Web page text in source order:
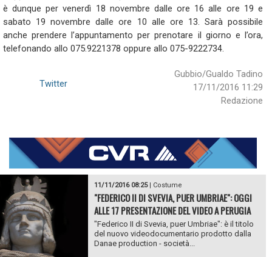
è dunque per venerdì 18 novembre dalle ore 16 alle ore 19 e
sabato 19 novembre dalle ore 10 alle ore 13. Sarà possibile
anche prendere l’appuntamento per prenotare il giorno e l’ora,
telefonando allo 075.9221378 oppure allo 075-9222734.
Gubbio/Gualdo Tadino
17/11/2016 11:29
Redazione
Twitter
11/11/2016 08:25| Costume
"FEDERICO II DI SVEVIA, PUER UMBRIAE": OGGI
ALLE 17 PRESENTAZIONE DEL VIDEO A PERUGIA
"Federico II di Svevia, puer Umbriae": è il titolo
del nuovo videodocumentario prodotto dalla
Danae production - società...